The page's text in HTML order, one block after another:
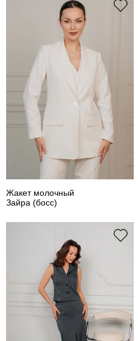
Жакет молочный
Зайра (босс)